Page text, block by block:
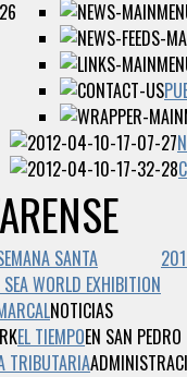
SANTA
WORLD EXHIBITION
NOTICIAS
EL TIEMPOEN SAN
TRIBUTARIA